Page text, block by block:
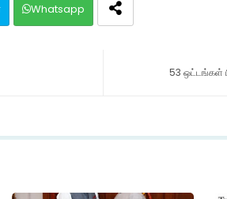
Whatsapp
53 ஒட்டங்கள்